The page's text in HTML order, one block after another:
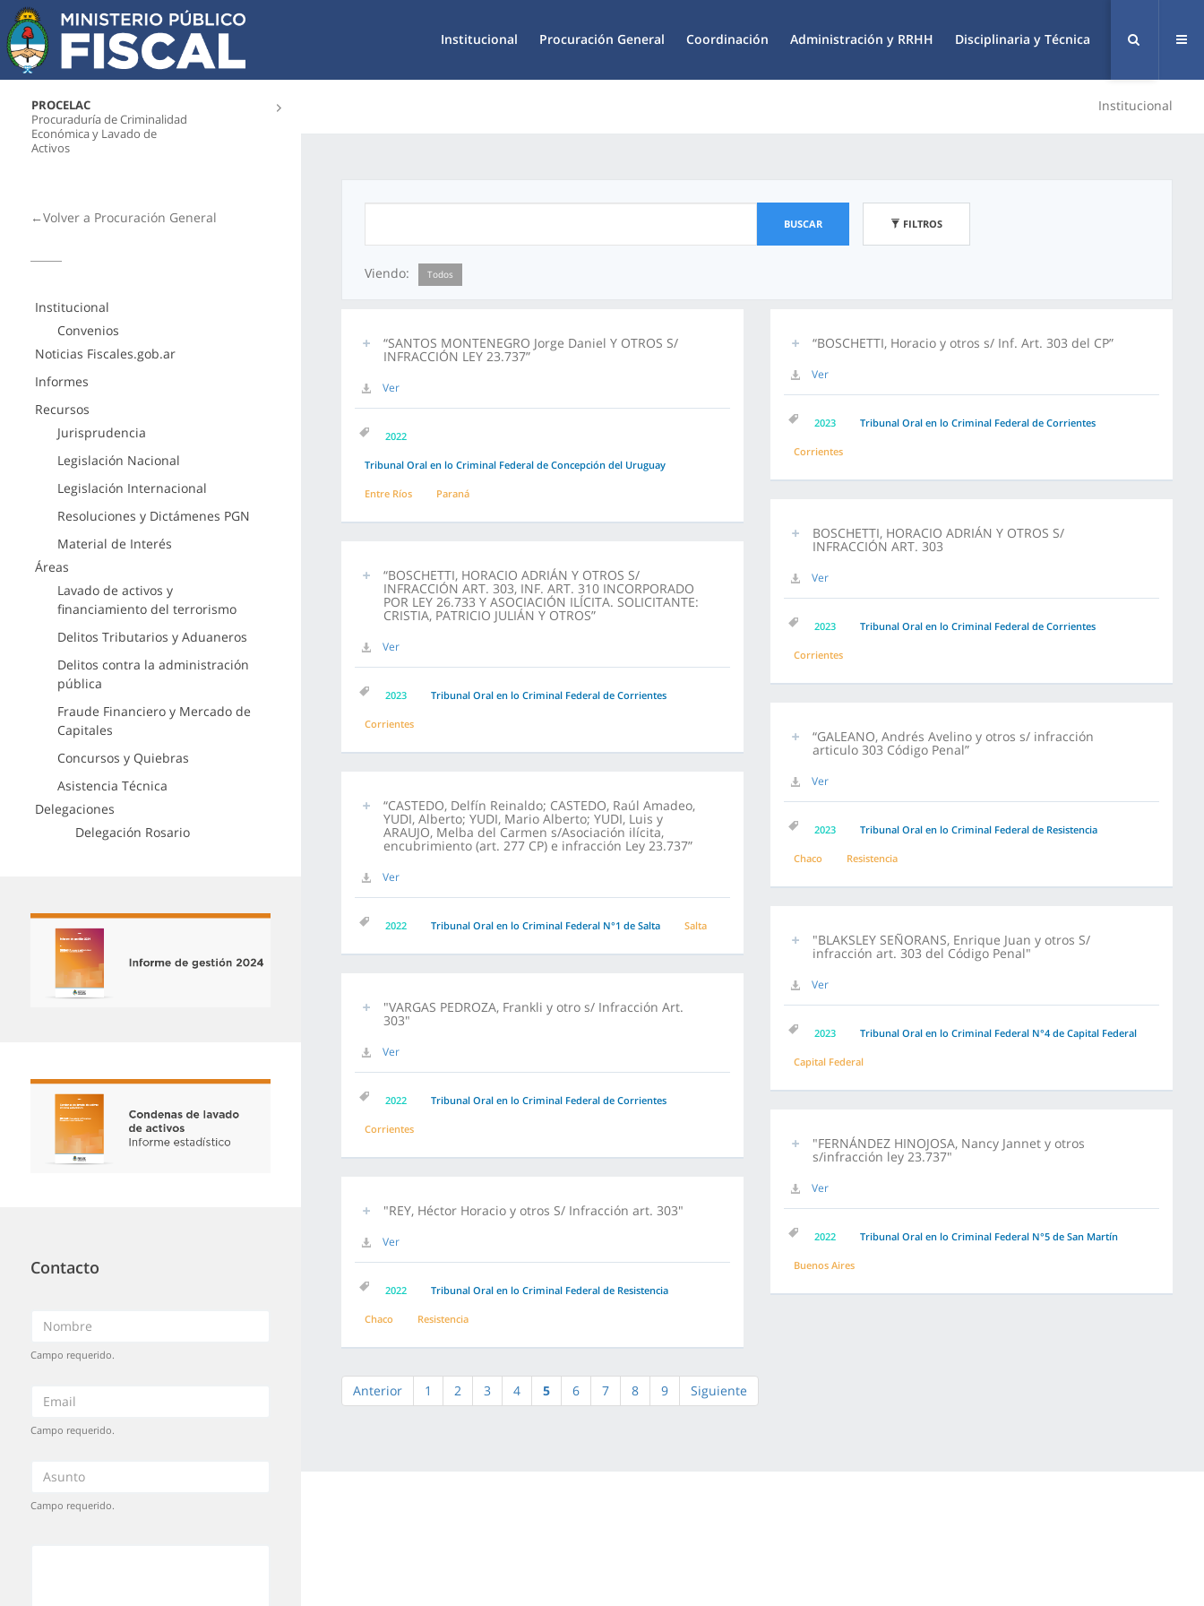
Institucional Procuración General Coordinación Administración y RRHH Disciplinaria y Técnica
PROCELAC
Procuraduría de Criminalidad
Económica y Lavado de
Activos
Institucional
←Volver a Procuración General
Institucional
Convenios
Noticias Fiscales.gob.ar
Informes
Recursos
Jurisprudencia
Legislación Nacional
Legislación Internacional
Resoluciones y Dictámenes PGN
Material de Interés
Áreas
Lavado de activos y
financiamiento del terrorismo
Delitos Tributarios y Aduaneros
Delitos contra la administración
pública
Fraude Financiero y Mercado de
Capitales
Concursos y Quiebras
Asistencia Técnica
Delegaciones
Delegación Rosario
Contacto
Campo requerido.
Campo requerido.
Campo requerido.
BUSCAR FILTROS
Viendo: Todos
“SANTOS MONTENEGRO Jorge Daniel Y OTROS S/
INFRACCIÓN LEY 23.737”
Ver
2022
Tribunal Oral en lo Criminal Federal de Concepción del Uruguay
Entre Ríos Paraná
“BOSCHETTI, Horacio y otros s/ Inf. Art. 303 del CP”
Ver
2023 Tribunal Oral en lo Criminal Federal de Corrientes
Corrientes
BOSCHETTI, HORACIO ADRIÁN Y OTROS S/
INFRACCIÓN ART. 303
Ver
2023 Tribunal Oral en lo Criminal Federal de Corrientes
Corrientes
“BOSCHETTI, HORACIO ADRIÁN Y OTROS S/
INFRACCIÓN ART. 303, INF. ART. 310 INCORPORADO
POR LEY 26.733 Y ASOCIACIÓN ILÍCITA. SOLICITANTE:
CRISTIA, PATRICIO JULIÁN Y OTROS”
Ver
2023 Tribunal Oral en lo Criminal Federal de Corrientes
Corrientes
“GALEANO, Andrés Avelino y otros s/ infracción
articulo 303 Código Penal”
Ver
2023 Tribunal Oral en lo Criminal Federal de Resistencia
Chaco Resistencia
“CASTEDO, Delfín Reinaldo; CASTEDO, Raúl Amadeo,
YUDI, Alberto; YUDI, Mario Alberto; YUDI, Luis y
ARAUJO, Melba del Carmen s/Asociación ilícita,
encubrimiento (art. 277 CP) e infracción Ley 23.737”
Ver
2022 Tribunal Oral en lo Criminal Federal N°1 de Salta Salta
"BLAKSLEY SEÑORANS, Enrique Juan y otros S/
infracción art. 303 del Código Penal"
Ver
2023 Tribunal Oral en lo Criminal Federal N°4 de Capital Federal
Capital Federal
"VARGAS PEDROZA, Frankli y otro s/ Infracción Art.
303"
Ver
2022 Tribunal Oral en lo Criminal Federal de Corrientes
Corrientes
"FERNÁNDEZ HINOJOSA, Nancy Jannet y otros
s/infracción ley 23.737"
Ver
2022 Tribunal Oral en lo Criminal Federal N°5 de San Martín
Buenos Aires
"REY, Héctor Horacio y otros S/ Infracción art. 303"
Ver
2022 Tribunal Oral en lo Criminal Federal de Resistencia
Chaco Resistencia
Anterior 1 2 3 4 5 6 7 8 9 Siguiente